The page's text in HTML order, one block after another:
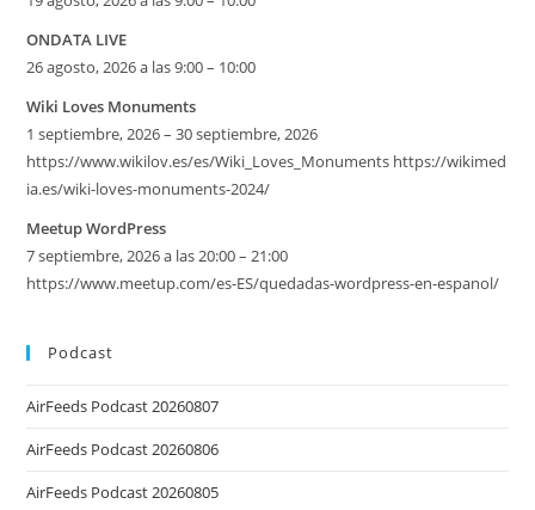
ONDATA LIVE
26 agosto, 2026 a las 9:00 – 10:00
Wiki Loves Monuments
1 septiembre, 2026 – 30 septiembre, 2026
https://www.wikilov.es/es/Wiki_Loves_Monuments https://wikimed
ia.es/wiki-loves-monuments-2024/
Meetup WordPress
7 septiembre, 2026 a las 20:00 – 21:00
https://www.meetup.com/es-ES/quedadas-wordpress-en-espanol/
Podcast
AirFeeds Podcast 20260807
AirFeeds Podcast 20260806
AirFeeds Podcast 20260805